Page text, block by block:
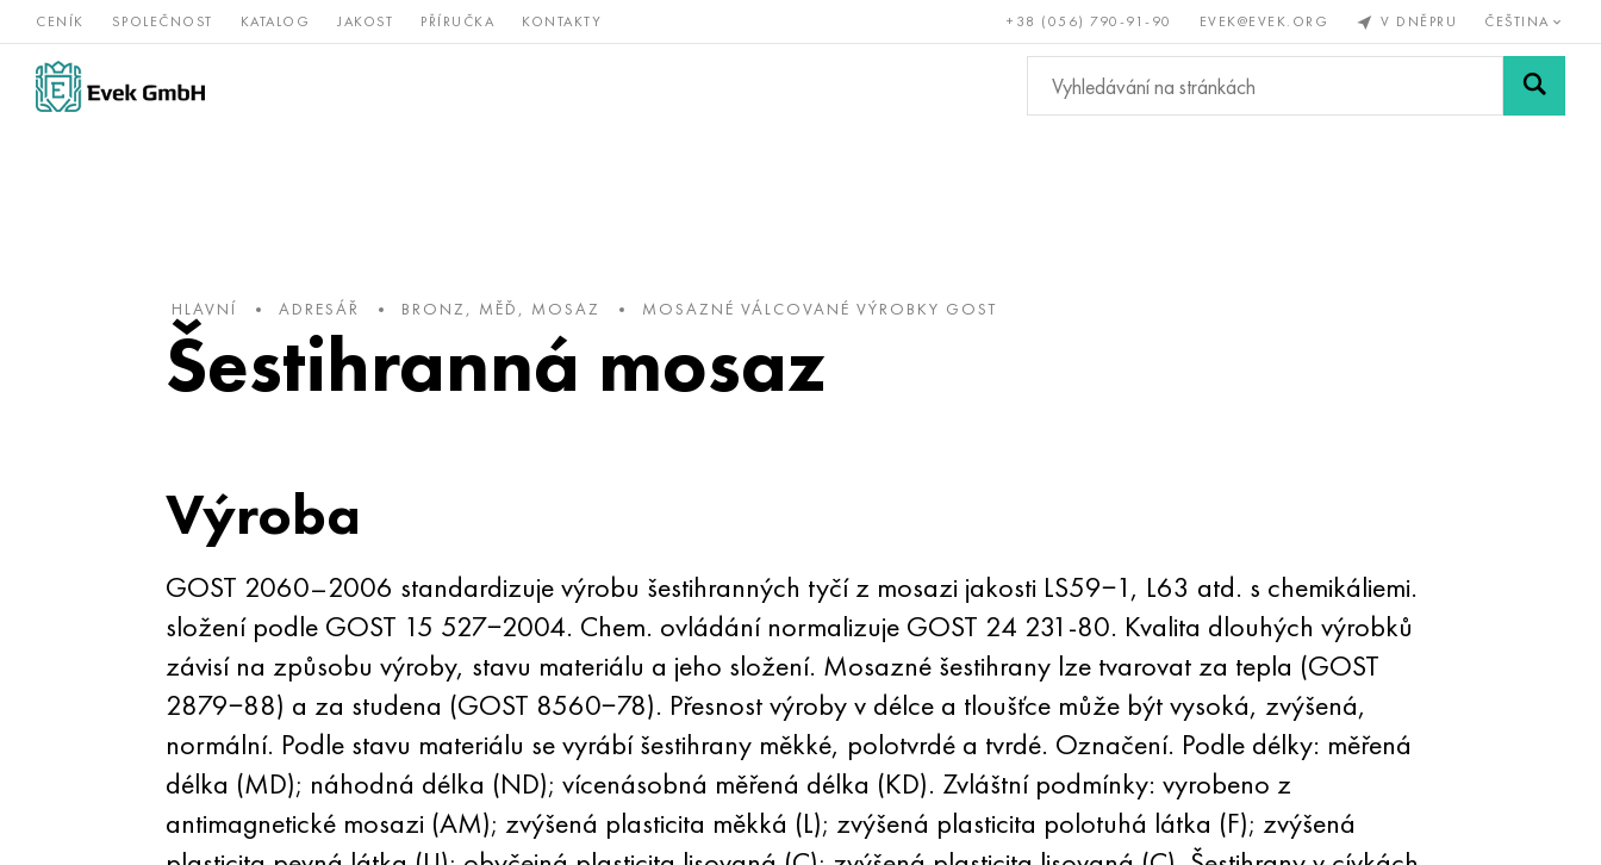
CENÍK SPOLEČNOST KATALOG JAKOST PŘÍRUČKA KONTAKTY +38 (056) 790-91-90 EVEK@EVEK.ORG V DNĚPRU ČEŠTINA
Slitiny
niklu
nerezová Vzácné a Bronz, měď, Neželezné
kovy
Legovaná Sítě a
HLAVNÍ ADRESÁŘ BRONZ, MĚĎ, MOSAZ MOSAZNÉ VÁLCOVANÉ VÝROBKY GOST
Šestihranná mosaz
Výroba
GOST 2060–2006 standardizuje výrobu šestihranných tyčí z mosazi jakosti LS59−1, L63 atd. s chemikáliemi.
složení podle GOST 15 527−2004. Chem. ovládání normalizuje GOST 24 231-80. Kvalita dlouhých výrobků
závisí na způsobu výroby, stavu materiálu a jeho složení. Mosazné šestihrany lze tvarovat za tepla (GOST
2879−88) a za studena (GOST 8560−78). Přesnost výroby v délce a tloušťce může být vysoká, zvýšená,
normální. Podle stavu materiálu se vyrábí šestihrany měkké, polotvrdé a tvrdé. Označení. Podle délky: měřená
délka (MD); náhodná délka (ND); vícenásobná měřená délka (KD). Zvláštní podmínky: vyrobeno z
antimagnetické mosazi (AM); zvýšená plasticita měkká (L); zvýšená plasticita polotuhá látka (F); zvýšená